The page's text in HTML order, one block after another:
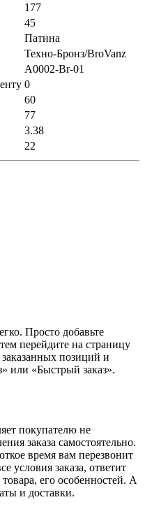
177
45
Патина
Техно-Бронз/BroVanz
A0002-Br-01
0
60
77
3.38
22
Просто добавьте
перейдите на страницу
позиций и
или «Быстрый заказ».
покупателю не
заказа самостоятельно.
время вам перезвонит
условия заказа, ответит
его особенностей. А
и доставки.